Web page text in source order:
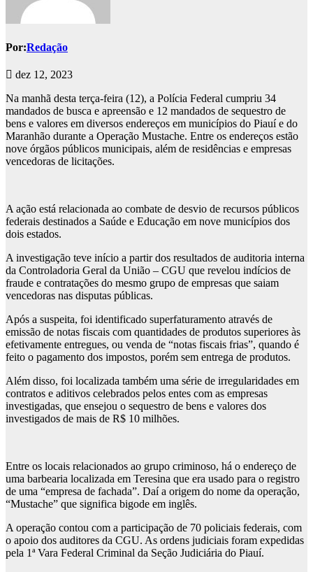
Por:Redação
dez 12, 2023
Na manhã desta terça-feira (12), a Polícia Federal cumpriu 34
mandados de busca e apreensão e 12 mandados de sequestro de
bens e valores em diversos endereços em municípios do Piauí e do
Maranhão durante a Operação Mustache. Entre os endereços estão
nove órgãos públicos municipais, além de residências e empresas
vencedoras de licitações.
A ação está relacionada ao combate de desvio de recursos públicos
federais destinados a Saúde e Educação em nove municípios dos
dois estados.
A investigação teve início a partir dos resultados de auditoria interna
da Controladoria Geral da União – CGU que revelou indícios de
fraude e contratações do mesmo grupo de empresas que saiam
vencedoras nas disputas públicas.
Após a suspeita, foi identificado superfaturamento através de
emissão de notas fiscais com quantidades de produtos superiores às
efetivamente entregues, ou venda de “notas fiscais frias”, quando é
feito o pagamento dos impostos, porém sem entrega de produtos.
Além disso, foi localizada também uma série de irregularidades em
contratos e aditivos celebrados pelos entes com as empresas
investigadas, que ensejou o sequestro de bens e valores dos
investigados de mais de R$ 10 milhões.
Entre os locais relacionados ao grupo criminoso, há o endereço de
uma barbearia localizada em Teresina que era usado para o registro
de uma “empresa de fachada”. Daí a origem do nome da operação,
“Mustache” que significa bigode em inglês.
A operação contou com a participação de 70 policiais federais, com
o apoio dos auditores da CGU. As ordens judiciais foram expedidas
pela 1ª Vara Federal Criminal da Seção Judiciária do Piauí.